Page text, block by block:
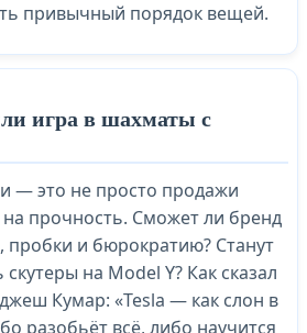
привычный порядок вещей.
игра в шахматы с
— это не просто продажи
прочность. Сможет ли бренд
и бюрократию? Станут
на Model Y? Как сказал
Кумар: «Tesla — как слон в
разобьёт всё, либо научится